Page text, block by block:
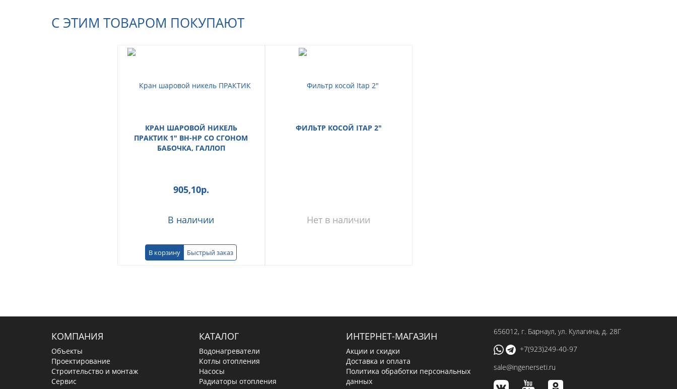
С ЭТИМ ТОВАРОМ ПОКУПАЮТ
КРАН ШАРОВОЙ НИКЕЛЬ
ПРАКТИК 1" ВН-НР СО СГОНОМ
БАБОЧКА, ГАЛЛОП
905,10р.
В наличии
В корзину Быстрый заказ
ФИЛЬТР КОСОЙ ITAP 2"
Нет в наличии
КОМПАНИЯ
Объекты
Проектирование
Строительство и монтаж
Сервис
КАТАЛОГ
Водонагреватели
Котлы отопления
Насосы
Радиаторы отопления
ИНТЕРНЕТ-МАГАЗИН
Акции и скидки
Доставка и оплата
Политика обработки персональных
данных
656012, г. Барнаул, ул. Кулагина, д. 28Г
+7(923)249-40-97
sale@ingenerseti.ru